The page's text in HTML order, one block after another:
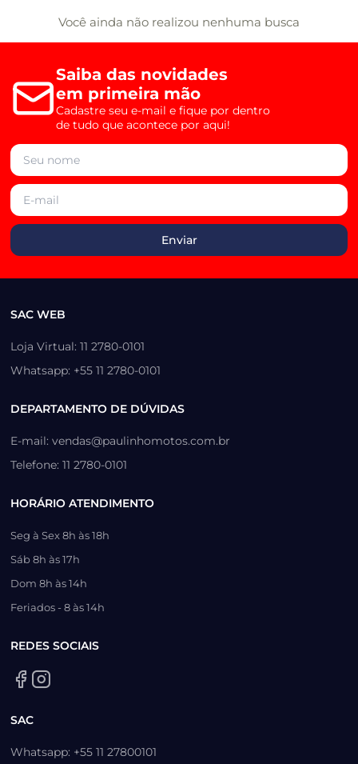
Você ainda não realizou nenhuma busca
Saiba das novidades
em primeira mão
Cadastre seu e-mail e fique por dentro
de tudo que acontece por aqui!
SAC WEB
Loja Virtual: 11 2780-0101
Whatsapp: +55 11 2780-0101
DEPARTAMENTO DE DÚVIDAS
E-mail: vendas@paulinhomotos.com.br
Telefone: 11 2780-0101
HORÁRIO ATENDIMENTO
Seg à Sex 8h às 18h
Sáb 8h às 17h
Dom 8h às 14h
Feriados - 8 às 14h
REDES SOCIAIS
SAC
Whatsapp: +55 11 27800101